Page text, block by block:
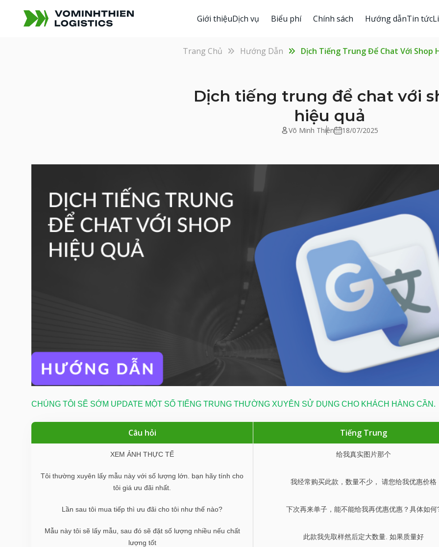
Giới thiệuDịch vụ Biểu phí Chính sách Hướng dẫnTin tức
Trang Chủ Hướng Dẫn Dịch Tiếng Trung Để Chat Với Shop
Dịch tiếng trung để chat với
hiệu quả
Võ Minh Thiên 18/07/2025
CHÚNG TÔI SẼ SỚM UPDATE MỘT SỐ TIẾNG TRUNG THƯỜNG XUYÊN SỬ DỤNG CHO KHÁCH HÀNG CẦN.
Câu hỏi Tiếng Trung
XEM ẢNH THỰC TẾ 给我真实图片那个
Tôi thường xuyên lấy mẫu này với số lượng lớn. bạn hãy tính cho
tôi giá ưu đãi nhất.
我经常购买此款，数量不少， 请您给我优惠价格
Lần sau tôi mua tiếp thì ưu đãi cho tôi như thế nào? 下次再来单子，能不能给我再优惠优惠？具体如何
Mẫu này tôi sẽ lấy mẫu, sau đó sẽ đặt số lượng nhiều nếu chất
lượng tốt
此款我先取样然后定大数量. 如果质量好